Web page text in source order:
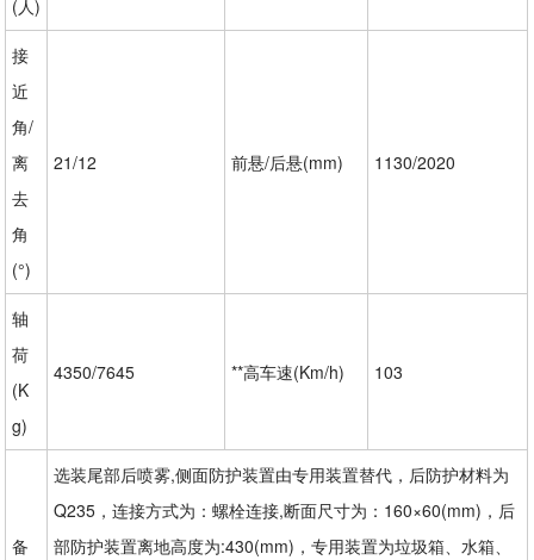
(人)
接
近
角/
离
去
角
(°)
21/12 前悬/后悬(mm) 1130/2020
轴
荷
(K
g)
4350/7645 **高车速(Km/h) 103
备
选装尾部后喷雾,侧面防护装置由专用装置替代，后防护材料为
Q235，连接方式为：螺栓连接,断面尺寸为：160×60(mm)，后
部防护装置离地高度为:430(mm)，专用装置为垃圾箱、水箱、